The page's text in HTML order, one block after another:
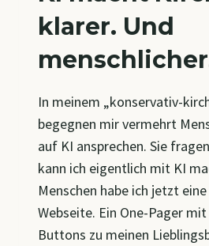
klarer. Und
In meinem „konservativ-
begegnen mir vermehrt
auf KI ansprechen. Sie
kann ich eigentlich mit KI
Menschen habe ich jetzt
Webseite. Ein One-Pager
Buttons zu meinen